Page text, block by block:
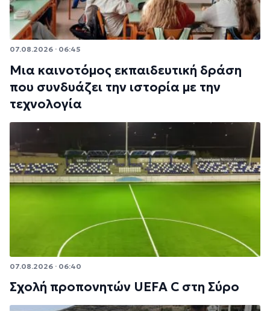
07.08.2026 · 06:45
Μια καινοτόμος εκπαιδευτική δράση
που συνδυάζει την ιστορία με την
τεχνολογία
07.08.2026 · 06:40
Σχολή προπονητών UEFA C στη Σύρο